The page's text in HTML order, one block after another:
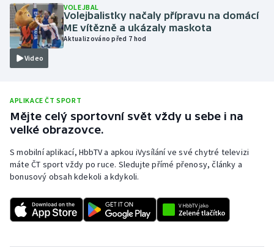
Motorsport
Olympijské hry
Plavání
Ragby
Rychlobruslení
Video
VOLEJBAL
Volejbalistky načaly přípravu na domácí
ME vítězně a ukázaly maskota
Aktualizováno před 7 hod
APLIKACE ČT SPORT
Mějte celý sportovní svět vždy u sebe i na
velké obrazovce.
S mobilní aplikací, HbbTV a apkou iVysílání ve své chytré televizi
máte ČT sport vždy po ruce. Sledujte přímé přenosy, články a
bonusový obsah kdekoli a kdykoli.